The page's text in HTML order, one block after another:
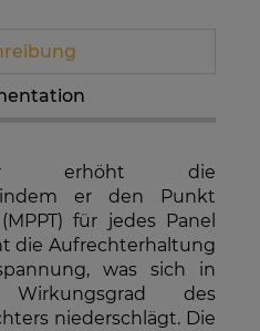
erhöht die
indem er den Punkt
für jedes Panel
die Aufrechterhaltung
was sich in
des
niederschlägt. Die